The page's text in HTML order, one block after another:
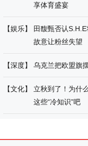
享体育盛宴
【娱乐】
田馥甄否认
故意让粉丝失望
【深度】 乌克兰把欧盟旗
【文化】
立秋到了！为什
这些“冷知识”吧